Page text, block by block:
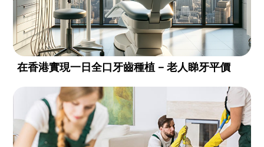
在香港實現一日全口牙齒種植 – 老人睇牙平價